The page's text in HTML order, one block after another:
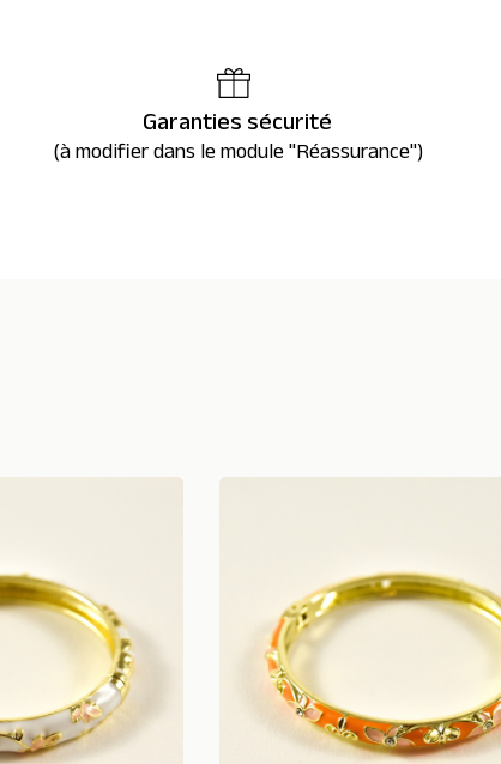
Garanties sécurité
(à modifier dans le module "Réassurance")